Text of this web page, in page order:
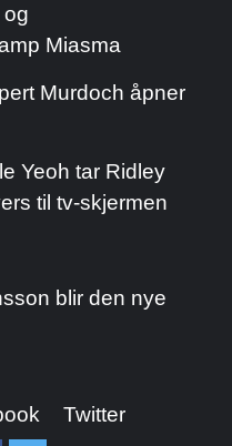
Miasma
Murdoch åpner
Yeoh tar Ridley
til tv-skjermen
blir den nye
Twitter